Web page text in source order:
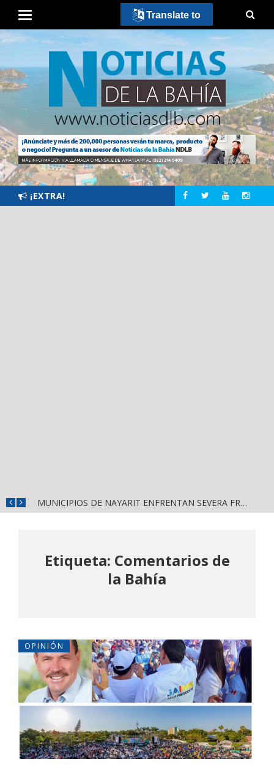
¡EXTRA!
DETIENEN AL EXGOBERNADOR DE GUERRERO, ÁNGEL AGUIRRE RIVERO, POR PRESUNTO OCULTAMIENTO DE PRUEBAS EN EL CASO AYOTZINAPA
Etiqueta: Comentarios de
la Bahía
OPINIÓN
Translate to